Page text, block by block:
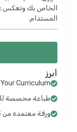
الخاص بك وتعكس
المستدام.
أبرز
Your Curriculum
طباعة مخصصة
ورقة معتمدة من FCS متوفرة عند الطلب